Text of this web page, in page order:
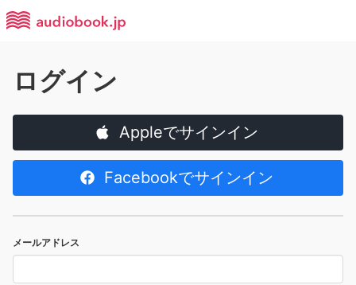
ログイン
Appleでサインイン
Facebookでサインイン
メールアドレス